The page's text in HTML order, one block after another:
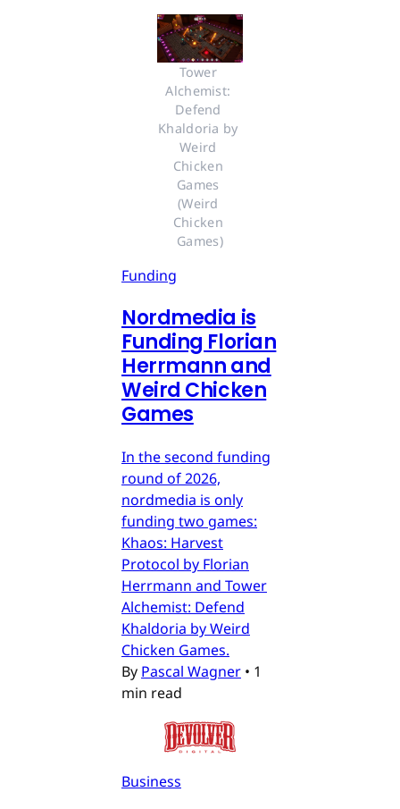
Tower
Alchemist:
Defend
Khaldoria by
Weird
Chicken
Games
(Weird
Chicken
Games)
Funding
Nordmedia is
Funding Florian
Herrmann and
Weird Chicken
Games
In the second funding
round of 2026,
nordmedia is only
funding two games:
Khaos: Harvest
Protocol by Florian
Herrmann and Tower
Alchemist: Defend
Khaldoria by Weird
Chicken Games.
By Pascal Wagner • 1
min read
Business